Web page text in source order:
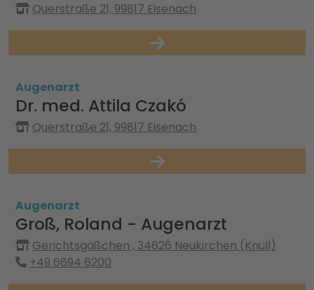
Querstraße 21, 99817 Eisenach
Augenarzt
Dr. med. Attila Czakó
Querstraße 21, 99817 Eisenach
Augenarzt
Groß, Roland - Augenarzt
Gerichtsgäßchen , 34626 Neukirchen (Knüll)
+49 6694 6200